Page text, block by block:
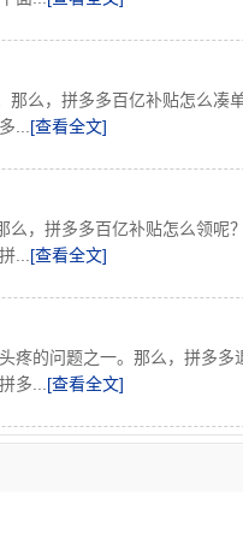
那么，拼多多百亿补贴怎么凑
...[查看全文]
么，拼多多百亿补贴怎么领呢
...[查看全文]
疼的问题之一。那么，拼多多
多...[查看全文]